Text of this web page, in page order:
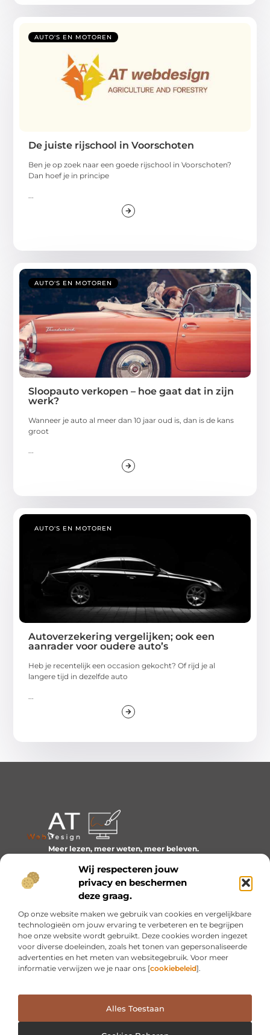
Wij respecteren jouw
privacy en beschermen
deze graag.
Op onze website maken we gebruik van cookies en vergelijkbare
technologieën om jouw ervaring te verbeteren en te begrijpen
hoe onze website wordt gebruikt. Deze cookies worden ingezet
voor diverse doeleinden, zoals het tonen van gepersonaliseerde
advertenties en het meten van websitegebruik. Voor meer
informatie verwijzen we je naar ons [cookiebeleid].
Alles Toestaan
AUTO'S EN MOTOREN
De juiste rijschool in Voorschoten
Ben je op zoek naar een goede rijschool in Voorschoten?
Dan hoef je in principe
AUTO'S EN MOTOREN
Sloopauto verkopen – hoe gaat dat in zijn
werk?
Wanneer je auto al meer dan 10 jaar oud is, dan is de kans
groot
...
AUTO'S EN MOTOREN
Autoverzekering vergelijken; ook een
aanrader voor oudere auto’s
Heb je recentelijk een occasion gekocht? Of rijd je al
langere tijd in dezelfde auto
Meer lezen, meer weten, meer beleven.
het dagelijks leven boeiend maakt.
Bericht categorie
Onze informatie
@2025 www.at-webdesign.nl. All Right Reserved.